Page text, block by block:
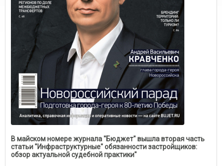
В майском номере журнала "Бюджет" вышла вторая часть
статьи "Инфраструктурные" обязанности застройщиков:
обзор актуальной судебной практики"